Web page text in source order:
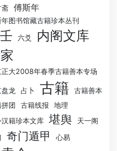
斋 傅斯年
图书馆藏古籍珍本丛刊
六爻
内阁文库
正大2008年春季古籍善本专场
龙 占卜 古籍
古籍善本
团
古籍线报
地理
籍珍本文库 堪舆
天一阁
奇门遁甲 心易